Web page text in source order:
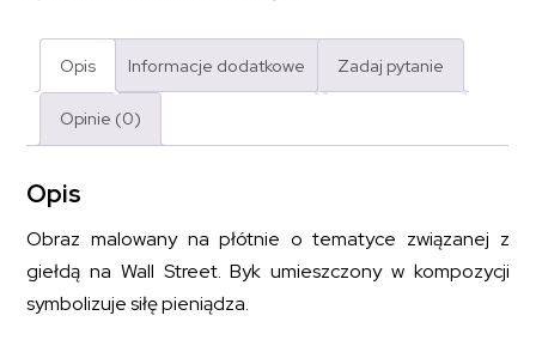
Opis Informacje dodatkowe Zadaj pytanie
Opinie (0)
Opis
Obraz malowany na płótnie o tematyce związanej z
giełdą na Wall Street. Byk umieszczony w kompozycji
symbolizuje siłę pieniądza.